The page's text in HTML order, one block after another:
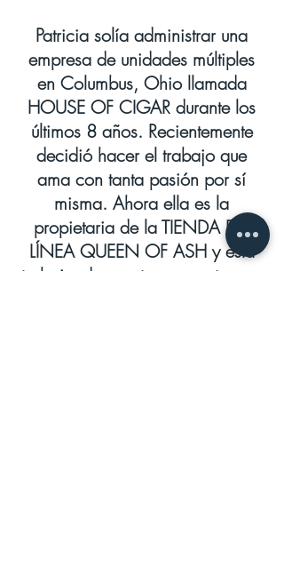
Patricia solía administrar una
empresa de unidades múltiples
en Columbus, Ohio llamada
HOUSE OF CIGAR durante los
últimos 8 años. Recientemente
decidió hacer el trabajo que
ama con tanta pasión por sí
misma. Ahora ella es la
propietaria de la TIENDA EN
LÍNEA QUEEN OF ASH y está
trabajando en otro proyecto muy